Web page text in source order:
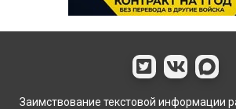
Заимствование текстовой информации